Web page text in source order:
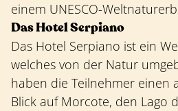
einem UNESCO-
Das Hotel Serpiano
Das Hotel Serpiano ist ein
welches von der Natur
haben die Teilnehmer einen
Blick auf Morcote, den Lago